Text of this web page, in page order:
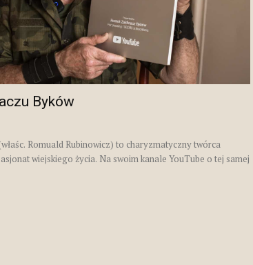
Byków
Romuald Rubinowicz) to charyzmatyczny twórca
wiejskiego życia. Na swoim kanale YouTube o tej samej